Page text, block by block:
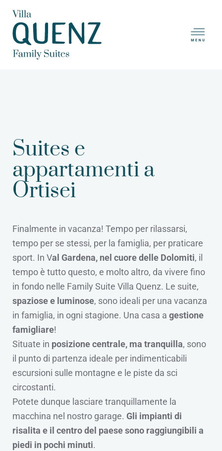
Skip
to
main
Suites e
appartamenti a
Ortisei
Finalmente in vacanza! Tempo per rilassarsi,
tempo per se stessi, per la famiglia, per praticare
sport. In Val Gardena, nel cuore delle Dolomiti, il
tempo è tutto questo, e molto altro, da vivere fino
in fondo nelle Family Suite Villa Quenz. Le suite,
spaziose e luminose, sono ideali per una vacanza
in famiglia, in ogni stagione. Una casa a gestione
famigliare!
Situate in posizione centrale, ma tranquilla, sono
il punto di partenza ideale per indimenticabili
escursioni sulle montagne e le piste da sci
circostanti.
Potete dunque lasciare tranquillamente la
macchina nel nostro garage. Gli impianti di
risalita e il centro del paese sono raggiungibili a
piedi in pochi minuti.